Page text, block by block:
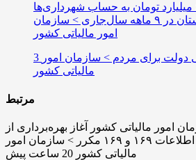
واریز بیش از ۶۲۵ میلیارد تومان به حساب شهرداری‌ها
و دهیاری‌های استان در ۹ ماهه سال‌جاری > سازمان
امور مالیاتی کشور
3 تصمیم مهم مالیاتی دولت برای مردم > سازمان امور
مالیاتی کشور
مرتبط
امور مالیاتی کشور آغاز بهره‌برداری از
سامانه واکنش به اطلاعات ۱۶۹ و ۱۶۹ مکرر > سازمان امور
مالیاتی کشور 20 ساعت پیش